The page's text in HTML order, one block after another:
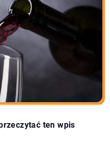
ten wpis